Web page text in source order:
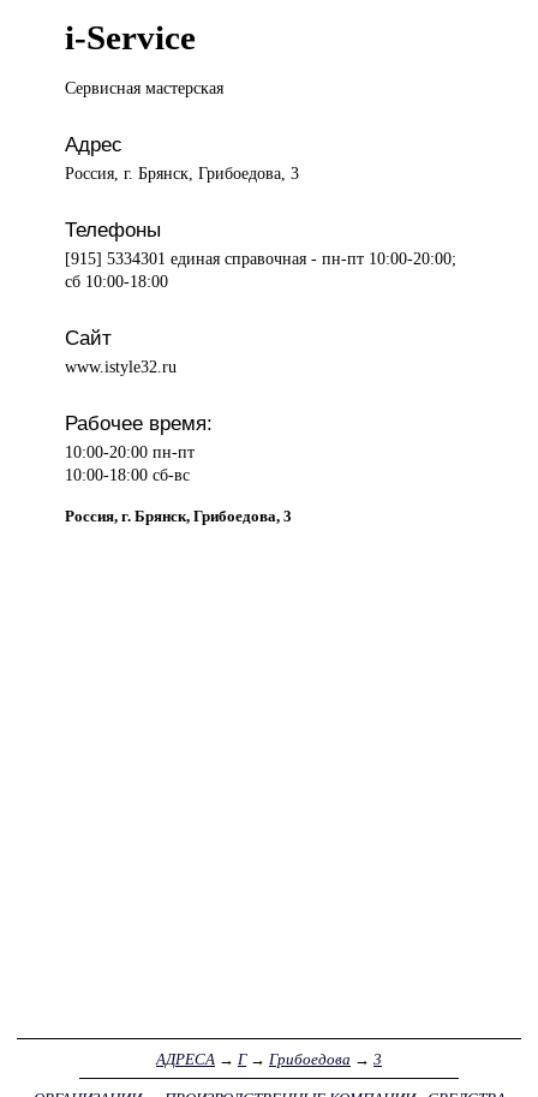
i-Service
Сервисная мастерская
Адрес
Россия, г. Брянск, Грибоедова, 3
Телефоны
[915] 5334301 единая справочная - пн-пт 10:00-20:00;
сб 10:00-18:00
Сайт
www.istyle32.ru
Рабочее время:
10:00-20:00 пн-пт
10:00-18:00 сб-вс
Россия, г. Брянск, Грибоедова, 3
АДРЕСА → Г→ Грибоедова → 3